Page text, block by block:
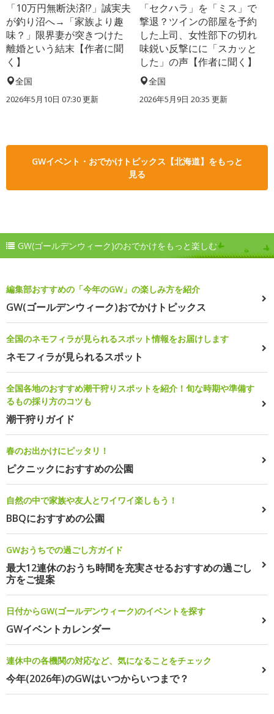
「10万円無断決済!?」誠実夫
が釣り沼へ→「家族より趣
味？」限界妻が突きつけた
離婚という結末【作者に聞
く】
全国
2026年5月10日 07:30 更新
「セクハラ」を「ミス」で
撃退？ツインの部屋を予約
した上司、女性部下の切れ
味鋭い反撃にに「スカッと
した」の声【作者に聞く】
全国
2026年5月9日 20:35 更新
GWイベント・おでかけトピックス【北海道】をもっと
見る
GW(ゴールデンウィーク)のおでかけをもっと楽しむ
編集部おすすめの「今年のGW」の楽しみ方を紹介
GW(ゴールデンウィーク)おでかけトピックス
全国のネモフィラが見られるスポット情報をお届けします
ネモフィラが見られるスポット
全国各地のおすすめ潮干狩りスポットを紹介！旬な時期や準備す
るもの採り方のコツも
潮干狩りガイド
春のお出かけにピッタリ！
ピクニックにおすすめの公園
自然の中で家族や友人とワイワイ楽しもう！
BBQにおすすめの公園
GWおうちでの過ごし方ガイド
最大12連休のおうち時間を充実させるおすすめの過ごし
方をご提案
日付からGW(ゴールデンウィーク)のイベントを探す
GWイベントカレンダー
連休中の各機関の対応など、気になることをチェック
今年(2026年)のGWはいつからいつまで？